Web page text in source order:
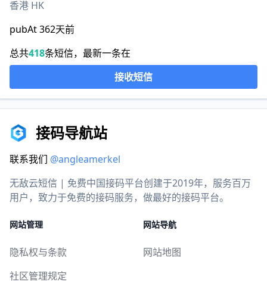
香港 HK
pubAt 362天前
总共418条短信，最新一条在
接收短信
接码导航站
联系我们 @angleamerkel
无敌云短信 | 免费中国接码平台创建于2019年，服务百万
用户，致力于免费的接码服务，做最好的接码平台。
网站管理
隐私权与条款
社区管理规定
网站导航
网站地图